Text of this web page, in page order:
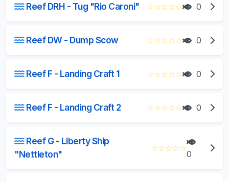
Reef DRH - Tug "Rio Caroni" ☆☆☆☆☆ 0
Reef DW - Dump Scow ☆☆☆☆☆ 0
Reef F - Landing Craft 1 ☆☆☆☆☆ 0
Reef F - Landing Craft 2 ☆☆☆☆☆ 0
Reef G - Liberty Ship
"Nettleton"
☆☆☆☆☆
0